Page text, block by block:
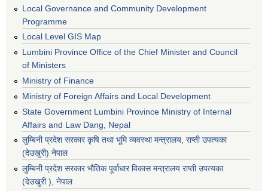
Local Governance and Community Development
Programme
Local Level GIS Map
Lumbini Province Office of the Chief Minister and Council
of Ministers
Ministry of Finance
Ministry of Foreign Affairs and Local Development
State Government Lumbini Province Ministry of Internal
Affairs and Law Dang, Nepal
लुम्बिनी प्रदेश सरकार कृषि तथा भूमि व्यवस्था मन्त्रालय, राप्ती उपत्यका
(देउखुरी) नेपाल
लुम्बिनी प्रदेश सरकार भौतिक पूर्वाधार विकास मन्त्रालय राप्ती उपत्यका
(देउखुरी ), नेपाल